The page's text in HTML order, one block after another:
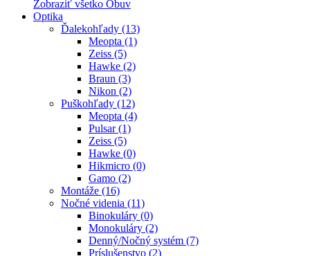
Zobraziť všetko Obuv
Optika
Ďalekohľady (13)
Meopta (1)
Zeiss (5)
Hawke (2)
Braun (3)
Nikon (2)
Puškohľady (12)
Meopta (4)
Pulsar (1)
Zeiss (5)
Hawke (0)
Hikmicro (0)
Gamo (2)
Montáže (16)
Nočné videnia (11)
Binokuláry (0)
Monokuláry (2)
Denný/Nočný systém (7)
Príslušenstvo (2)